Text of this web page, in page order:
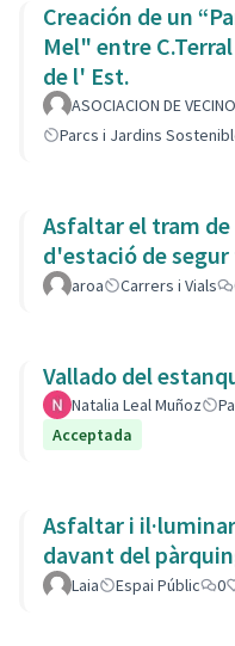
Creación de un
Mel" entre
de l' Est.
ASOCIACION DE
Parcs i Jardins
Asfaltar el tram
d'estació de
aroa Carrers i Vials
Vallado del
Natalia Leal Muñoz
Acceptada
Asfaltar i
davant del
Laia Espai Públic 0